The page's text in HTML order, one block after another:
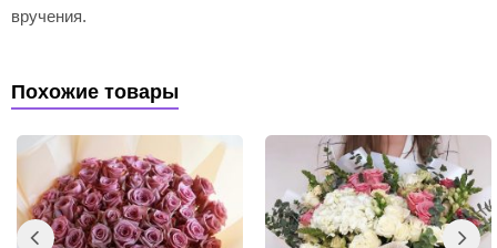
вручения.
Похожие товары